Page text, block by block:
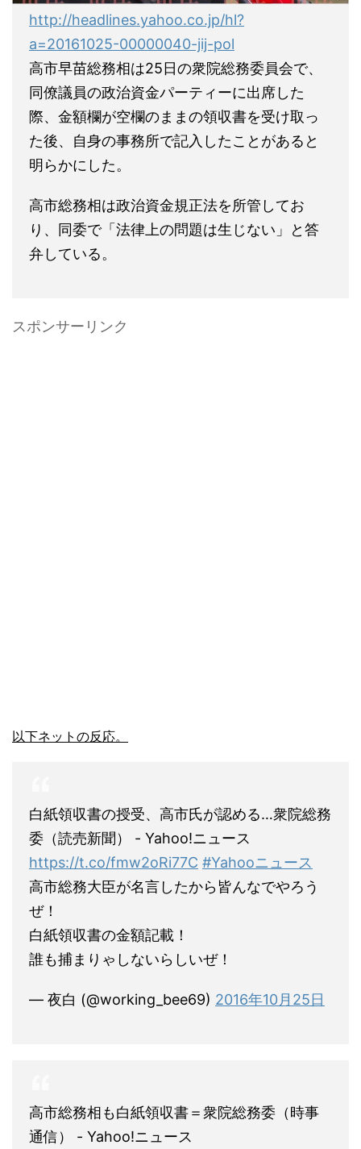
http://headlines.yahoo.co.jp/hl?
a=20161025-00000040-jij-pol
高市早苗総務相は25日の衆院総務委員会で、
同僚議員の政治資金パーティーに出席した
際、金額欄が空欄のままの領収書を受け取っ
た後、自身の事務所で記入したことがあると
明らかにした。
高市総務相は政治資金規正法を所管してお
り、同委で「法律上の問題は生じない」と答
弁している。
スポンサーリンク
以下ネットの反応。
白紙領収書の授受、高市氏が認める…衆院総務
委（読売新聞） - Yahoo!ニュース
https://t.co/fmw2oRi77C #Yahooニュース
高市総務大臣が名言したから皆んなでやろう
ぜ！
白紙領収書の金額記載！
誰も捕まりゃしないらしいぜ！
— 夜白 (@working_bee69) 2016年10月25日
高市総務相も白紙領収書＝衆院総務委（時事
通信） - Yahoo!ニュース